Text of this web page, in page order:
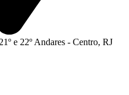
e 22º Andares - Centro, RJ